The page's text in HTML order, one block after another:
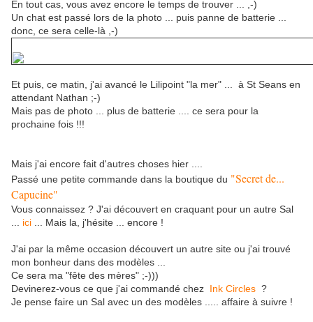
En tout cas, vous avez encore le temps de trouver ... ,-)
Un chat est passé lors de la photo ... puis panne de batterie ...
donc, ce sera celle-là ,-)
Et puis, ce matin, j'ai avancé le Lilipoint "la mer" ... à St Seans en
attendant Nathan ;-)
Mais pas de photo ... plus de batterie .... ce sera pour la
prochaine fois !!!
Mais j'ai encore fait d'autres choses hier ....
Passé une petite commande dans la boutique du "Secret de...
Capucine"
Vous connaissez ? J'ai découvert en craquant pour un autre Sal
ici ... Mais la, j'hésite ... encore !
J'ai par la même occasion découvert un autre site ou j'ai trouvé
mon bonheur dans des modèles ...
Ce sera ma "fête des mères" ;-)))
Devinerez-vous ce que j'ai commandé chez Ink Circles ?
Je pense faire un Sal avec un des modèles ..... affaire à suivre !